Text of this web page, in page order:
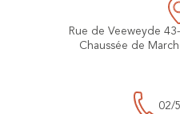
Rue de Veeweyde
Chaussée de
02/